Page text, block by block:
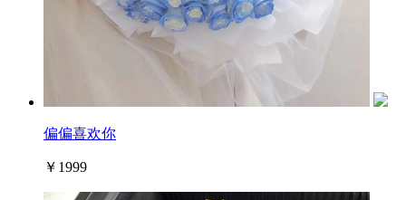
偏偏喜欢你
￥1999